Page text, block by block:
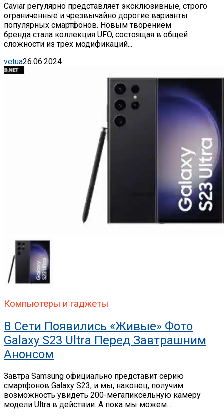
Caviar регулярно представляет эксклюзивные, строго
ограниченные и чрезвычайно дорогие варианты
популярных смартфонов. Новым творением
бренда стала коллекция UFO, состоящая в общей
сложности из трех модификаций...
vetua26.06.2024
Компьютеры и гаджеты
В Сети Появились «живые» Фото
Galaxy S23 Ultra Перед Завтрашним
Анонсом
Завтра Samsung официально представит серию
смартфонов Galaxy S23, и мы, наконец, получим
возможность увидеть 200-мегапиксельную камеру
модели Ultra в действии. А пока мы можем...